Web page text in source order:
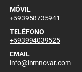
MÓVIL
+593958735941
TELÉFONO
+593994039525
EMAIL
info@inmnovar.com